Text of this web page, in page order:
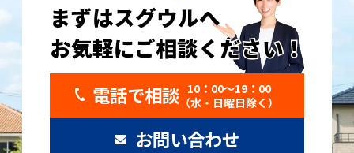
まずはスグウルへ
お気軽にご相談ください！
お気軽にご相談ください！
電話で相談 10：00〜19：00
（水・日曜日除く）
お問い合わせ